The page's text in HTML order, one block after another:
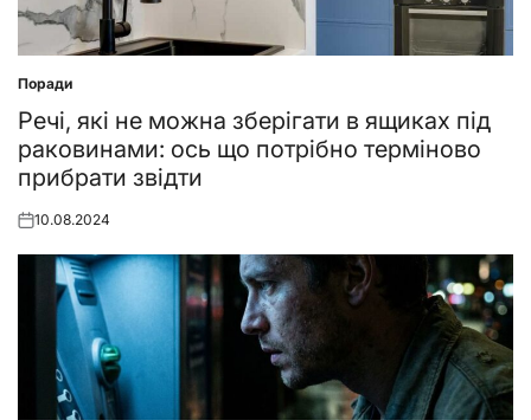
Posted
in
Поради
Речі, які не можна зберігати в ящиках під
раковинами: ось що потрібно терміново
прибрати звідти
Posted
10.08.2024